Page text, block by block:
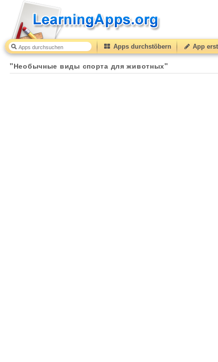
Apps durchstöbern App
"Необычные виды спорта для животных"